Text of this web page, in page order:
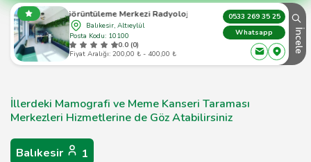
Görüntüleme Merkezi Radyoloji, Ultrason, Doppler, Batın Ultrason
Balıkesir, Altıeylül
Posta Kodu: 10100
0.0 (0)
Fiyat Aralığı: 200,00 ₺ - 400,00 ₺
0533 269 35 25
Whatsapp
İncele
İllerdeki Mamografi ve Meme Kanseri Taraması
Merkezleri Hizmetlerine de Göz Atabilirsiniz
Balıkesir 1